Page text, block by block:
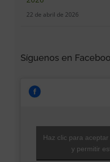
22 de abril de 2026
Síguenos en
Haz clic para
y permitir